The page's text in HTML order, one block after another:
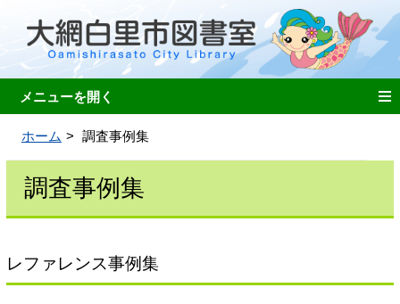
ホーム 調査事例集
調査事例集
レファレンス事例集